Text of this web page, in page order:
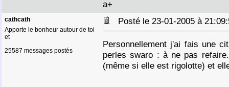
a+
cathcath
Apporte le bonheur autour de toi
et
25587 messages postés
Posté le 23-01-2005 à
Personnellement j'ai fais une
perles swaro : à ne pas
(même si elle est rigolotte) et